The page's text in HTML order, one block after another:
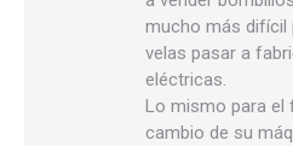
mucho más difícil
velas pasar a
eléctricas.
Lo mismo para
cambio de su